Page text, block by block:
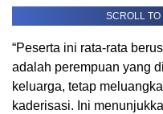
SCROLL
“Peserta ini rata-rata
adalah perempuan yang
keluarga, tetap
kaderisasi. Ini